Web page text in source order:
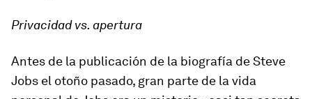
Privacidad vs. apertura
Antes de la publicación de la biografía de Steve
Jobs el otoño pasado, gran parte de la vida